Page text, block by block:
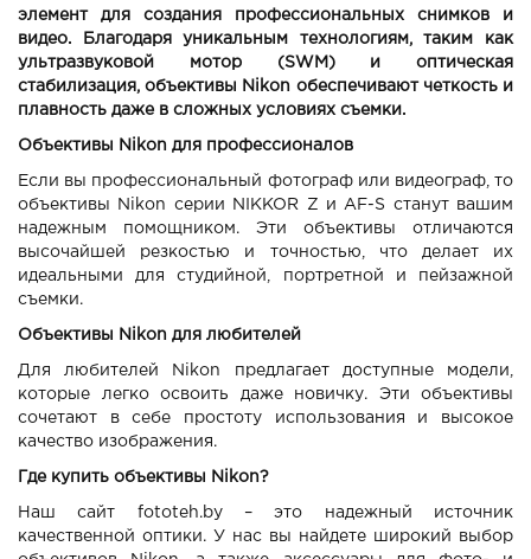
элемент для создания профессиональных снимков и
видео. Благодаря уникальным технологиям, таким как
ультразвуковой мотор (SWM) и оптическая
стабилизация, объективы Nikon обеспечивают четкость и
плавность даже в сложных условиях съемки.
Объективы Nikon для профессионалов
Если вы профессиональный фотограф или видеограф, то
объективы Nikon серии NIKKOR Z и AF-S станут вашим
надежным помощником. Эти объективы отличаются
высочайшей резкостью и точностью, что делает их
идеальными для студийной, портретной и пейзажной
съемки.
Объективы Nikon для любителей
Для любителей Nikon предлагает доступные модели,
которые легко освоить даже новичку. Эти объективы
сочетают в себе простоту использования и высокое
качество изображения.
Где купить объективы Nikon?
Наш сайт fototeh.by – это надежный источник
качественной оптики. У нас вы найдете широкий выбор